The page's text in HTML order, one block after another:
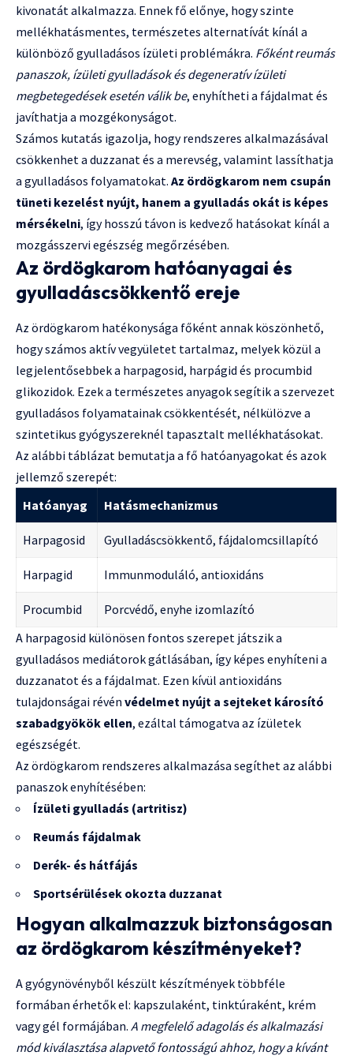
kivonatát alkalmazza. Ennek fő előnye, hogy szinte
mellékhatásmentes, természetes alternatívát kínál a
különböző gyulladásos ízületi problémákra. Főként reumás
panaszok, ízületi gyulladások és degeneratív ízületi
megbetegedések esetén válik be, enyhítheti a fájdalmat és
javíthatja a mozgékonyságot.
Számos kutatás igazolja, hogy rendszeres alkalmazásával
csökkenhet a duzzanat és a merevség, valamint lassíthatja
a gyulladásos folyamatokat. Az ördögkarom nem csupán
tüneti kezelést nyújt, hanem a gyulladás okát is képes
mérsékelni, így hosszú távon is kedvező hatásokat kínál a
mozgásszervi egészség megőrzésében.
Az ördögkarom hatóanyagai és
gyulladáscsökkentő ereje
Az ördögkarom hatékonysága főként annak köszönhető,
hogy számos aktív vegyületet tartalmaz, melyek közül a
legjelentősebbek a harpagosid, harpágid és procumbid
glikozidok. Ezek a természetes anyagok segítik a szervezet
gyulladásos folyamatainak csökkentését, nélkülözve a
szintetikus gyógyszereknél tapasztalt mellékhatásokat.
Az alábbi táblázat bemutatja a fő hatóanyagokat és azok
jellemző szerepét:
Hatóanyag
Hatásmechanizmus
Harpagosid Gyulladáscsökkentő, fájdalomcsillapító
Harpagid Immunmoduláló, antioxidáns
Procumbid
Porcvédő, enyhe izomlazító
A harpagosid különösen fontos szerepet játszik a
gyulladásos mediátorok gátlásában, így képes enyhíteni a
duzzanatot és a fájdalmat. Ezen kívül antioxidáns
tulajdonságai révén védelmet nyújt a sejteket károsító
szabadgyökök ellen, ezáltal támogatva az ízületek
egészségét.
Az ördögkarom rendszeres alkalmazása segíthet az alábbi
panaszok enyhítésében:
Ízületi gyulladás (artritisz)
Reumás fájdalmak
Derék- és hátfájás
Sportsérülések okozta duzzanat
Hogyan alkalmazzuk biztonságosan
az ördögkarom készítményeket?
A gyógynövényből készült készítmények többféle
formában érhetők el: kapszulaként, tinktúraként, krém
vagy gél formájában. A megfelelő adagolás és alkalmazási
mód kiválasztása alapvető fontosságú ahhoz, hogy a kívánt